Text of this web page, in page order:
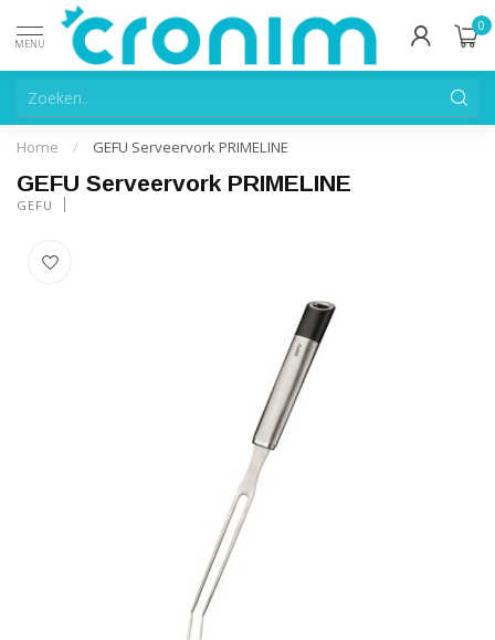
MENU
0
Home / GEFU Serveervork PRIMELINE
GEFU Serveervork PRIMELINE
GEFU